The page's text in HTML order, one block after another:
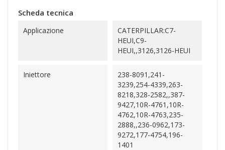
Scheda tecnica
Applicazione
CATERPILLAR:C7-
HEUI,C9-
HEUI,,3126,3126-HEUI
Iniettore
238-8091,241-
3239,254-4339,263-
8218,328-2582,,387-
9427,10R-4761,10R-
4762,10R-4763,235-
2888,,236-0962,173-
9272,177-4754,196-
1401